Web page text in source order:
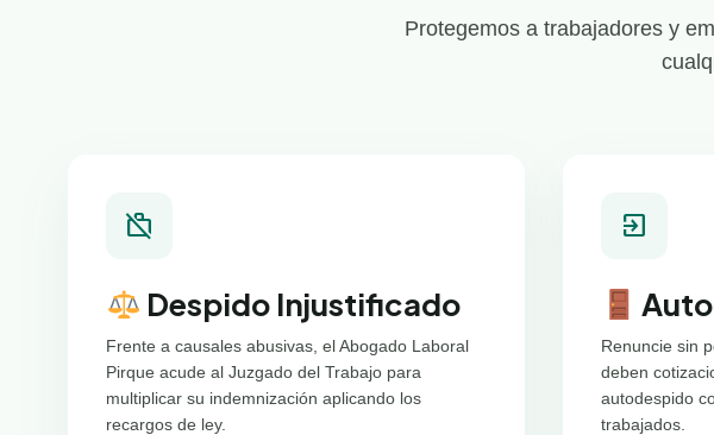
Protegemos a trabajadores y
work_off
Despido Injustificado
Frente a causales abusivas, el Abogado Laboral
Pirque acude al Juzgado del Trabajo para
multiplicar su indemnización aplicando los
recargos de ley.
exit_to_app
Renuncie sin
deben
autodespido
trabajados.